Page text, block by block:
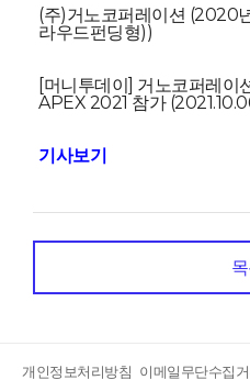
(주)거노코퍼레이션 (2020
라우드펀딩형))
[머니투데이] 거노코퍼레이
APEX 2021 참가
기사보기
개인정보처리방침 이메일무단수집